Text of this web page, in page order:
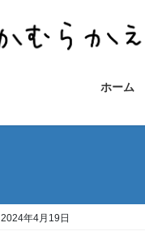
ホーム
2024年4月19日